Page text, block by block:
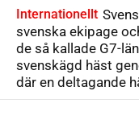
Internationellt
svenska ekipage
de så kallade G7-
svenskägd häst
där en deltagande